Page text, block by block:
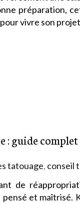
préparation,
vivre son
: guide
tatouage, conseil
de
et maîtrisé.